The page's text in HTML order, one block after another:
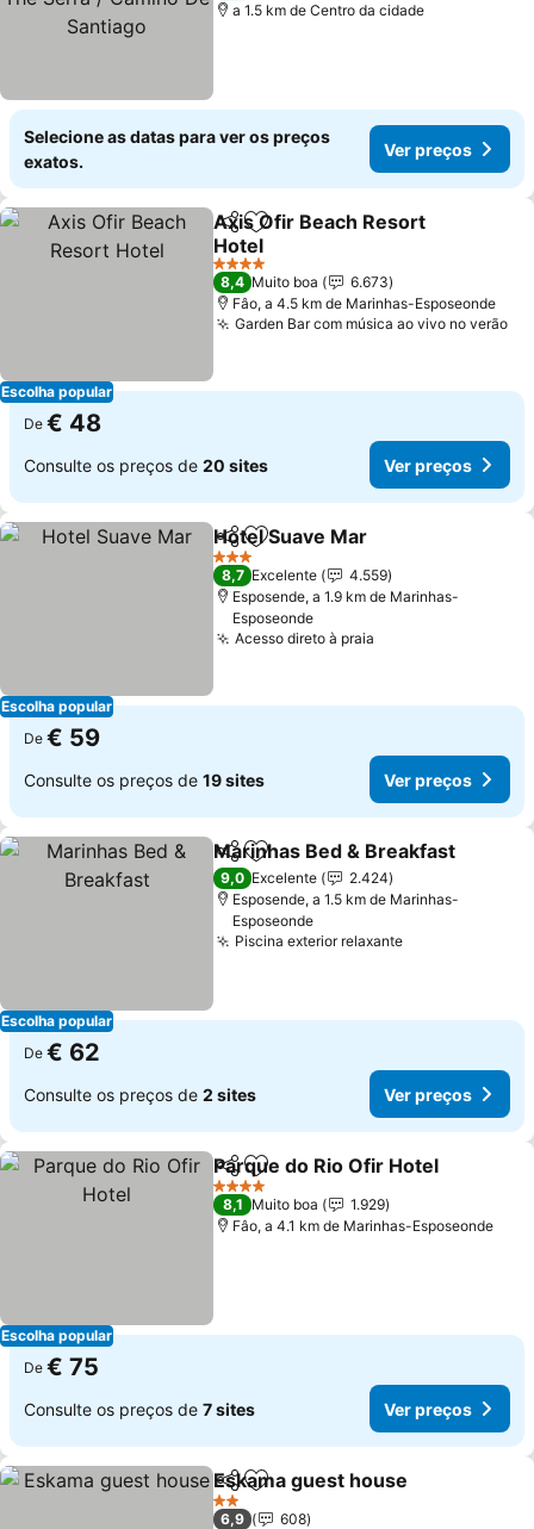
Santiago
a 1.5 km de Centro da cidade
Selecione as datas para ver os preços
exatos.
Ver preços
Escolha popular
PartilharAdicionar aos favoritos
Axis Ofir Beach Resort
Hotel
Ver preços
4 Estrelas
8,4 Muito boa
6.673
Fâo, a 4.5 km de Marinhas-Esposeonde
Garden Bar com música ao vivo no verão
De € 48
Consulte os preços de 20 sites Ver preços
Escolha popular
PartilharAdicionar aos favoritos
Hotel Suave Mar
3 Estrelas
8,7 Excelente
4.559
Esposende, a 1.9 km de Marinhas-
Esposeonde
Acesso direto à praia
De € 59
Consulte os preços de 19 sites Ver preços
Escolha popular
PartilharAdicionar aos favoritos
Marinhas Bed & Breakfast
9,0 Excelente
2.424
Esposende, a 1.5 km de Marinhas-
Esposeonde
Piscina exterior relaxanteVer preços
De € 62
Consulte os preços de 2 sites Ver preços
Escolha popular
PartilharAdicionar aos favoritos
Parque do Rio Ofir Hotel
4 Estrelas
8,1 Muito boa
1.929
Fâo, a 4.1 km de Marinhas-Esposeonde
De € 75
Consulte os preços de 7 sites Ver preços
PartilharAdicionar aos favoritos
Eskama guest house
2 Estrelas
6,9
608